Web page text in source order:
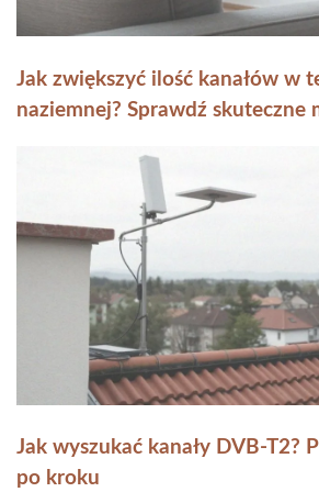
Jak zwiększyć ilość kanałów w
naziemnej? Sprawdź skuteczne
Jak wyszukać kanały DVB-T2?
po kroku